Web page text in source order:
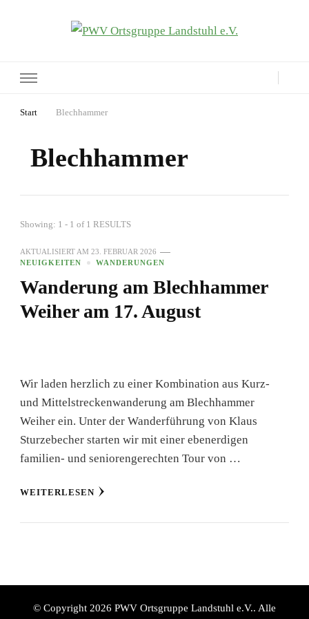
Start Blechhammer
Blechhammer
Showing: 1 - 1 of 1 RESULTS
AKTUALISIERT AM 23. FEBRUAR 2026
NEUIGKEITEN
WANDERUNGEN
Wanderung am Blechhammer
Weiher am 17. August
Wir laden herzlich zu einer Kombination aus Kurz-
und Mittelstreckenwanderung am Blechhammer
Weiher ein. Unter der Wanderführung von Klaus
Sturzebecher starten wir mit einer ebenerdigen
familien- und seniorengerechten Tour von …
WEITERLESEN
© Copyright 2026 PWV Ortsgruppe Landstuhl e.V.. Alle